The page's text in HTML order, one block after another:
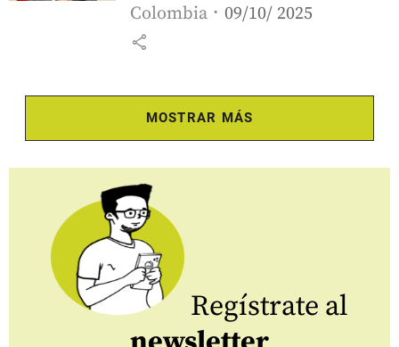
Colombia 09/10/ 2025
share
MOSTRAR MÁS
Regístrate al